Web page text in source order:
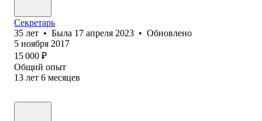
Секретарь
35 лет • Была 17 апреля 2023 • Обновлено
5 ноября 2017
15 000 ₽
Общий опыт
13 лет 6 месяцев